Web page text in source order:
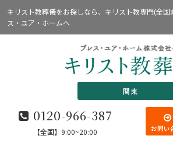
キリスト教葬儀をお探しなら、キリスト教専門(全国
ス・ユア・ホームへ
関東
お問い
0120-966-387
【全国】9:00~20:00